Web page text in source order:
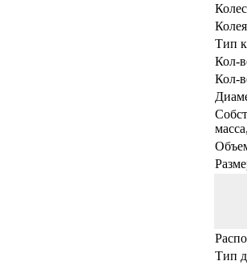
Тип
Кол-
Кол-
Тип